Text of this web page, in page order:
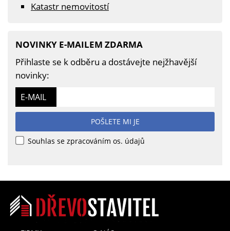
Katastr nemovitostí
NOVINKY E-MAILEM ZDARMA
Přihlaste se k odběru a dostávejte nejžhavější
novinky:
E-MAIL
POŠLETE MI JE
Souhlas se zpracováním os. údajů